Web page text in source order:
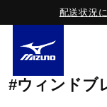
配送状況
ミズノ公式オンライン
#ウィンドブ